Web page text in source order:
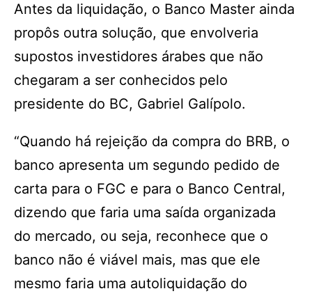
Antes da liquidação, o Banco Master ainda
propôs outra solução, que envolveria
supostos investidores árabes que não
chegaram a ser conhecidos pelo
presidente do BC, Gabriel Galípolo.
“Quando há rejeição da compra do BRB, o
banco apresenta um segundo pedido de
carta para o FGC e para o Banco Central,
dizendo que faria uma saída organizada
do mercado, ou seja, reconhece que o
banco não é viável mais, mas que ele
mesmo faria uma autoliquidação do